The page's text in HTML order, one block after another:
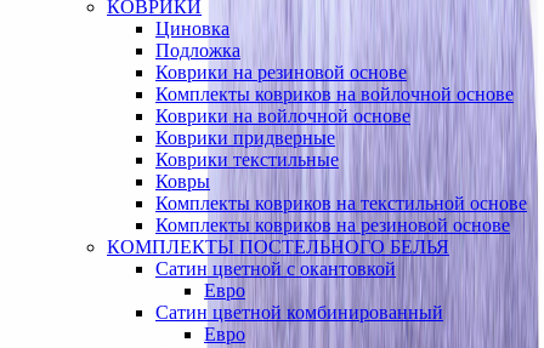
КОВРИКИ
Циновка
Подложка
Коврики на резиновой основе
Комплекты ковриков на войлочной основе
Коврики на войлочной основе
Коврики придверные
Коврики текстильные
Ковры
Комплекты ковриков на текстильной основе
Комплекты ковриков на резиновой основе
КОМПЛЕКТЫ ПОСТЕЛЬНОГО БЕЛЬЯ
Сатин цветной с окантовкой
Евро
Сатин цветной комбинированный
Евро